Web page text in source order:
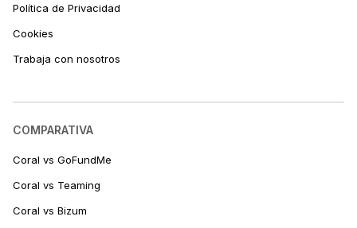
Política de Privacidad
Cookies
Trabaja con nosotros
COMPARATIVA
Coral vs GoFundMe
Coral vs Teaming
Coral vs Bizum